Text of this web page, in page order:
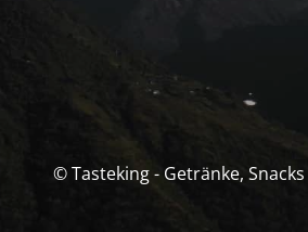
© Tasteking - Getränke,